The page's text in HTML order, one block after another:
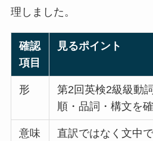
理しました。
確認
項目
見るポイント
形
第2回英検2級級動
順・品詞・構文を
意味 直訳ではなく文中